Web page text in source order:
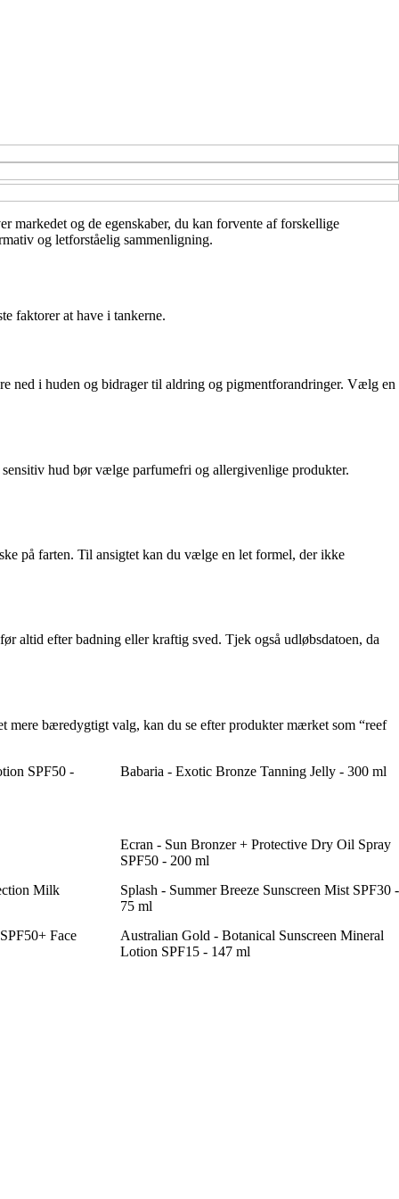
markedet og de egenskaber, du kan forvente af forskellige
og letforståelig sammenligning.
faktorer at have i tankerne.
ned i huden og bidrager til aldring og pigmentforandringer. Vælg en
hud bør vælge parfumefri og allergivenlige produkter.
på farten. Til ansigtet kan du vælge en let formel, der ikke
altid efter badning eller kraftig sved. Tjek også udløbsdatoen, da
mere bæredygtigt valg, kan du se efter produkter mærket som “reef
SPF50 -
Babaria - Exotic Bronze Tanning Jelly - 300 ml
Ecran - Sun Bronzer + Protective Dry Oil Spray
SPF50 - 200 ml
Milk
Splash - Summer Breeze Sunscreen Mist SPF30 -
75 ml
Face
Australian Gold - Botanical Sunscreen Mineral
Lotion SPF15 - 147 ml